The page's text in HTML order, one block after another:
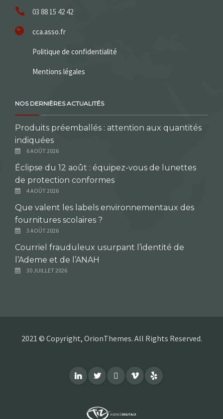
03 88 15 42 42
cca.asso.fr
Politique de confidentialité
Mentions légales
NOS DERNIÈRES ACTUALITÉS
Produits préemballés : attention aux quantités
indiquées
6 AOÛT 2026
Éclipse du 12 août : équipez-vous de lunettes
de protection conformes
4 AOÛT 2026
Que valent les labels environnementaux des
fournitures scolaires ?
3 AOÛT 2026
Courriel frauduleux usurpant l’identité de
l’Ademe et de l’ANAH
30 JUILLET 2026
2021 © Copyright, OrionThemes. All Rights Reserved.